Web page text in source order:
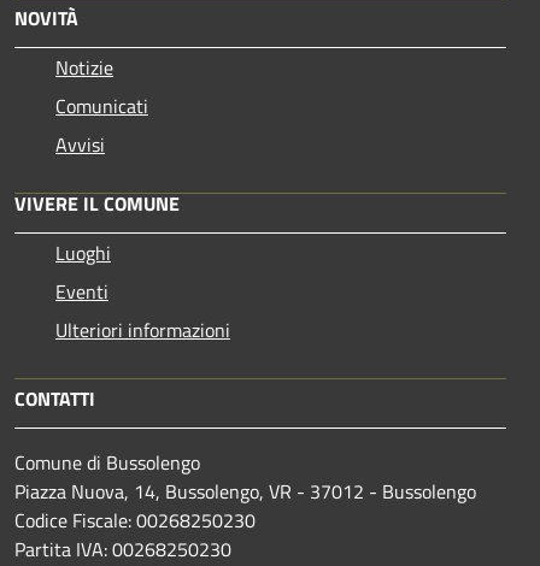
NOVITÀ
Notizie
Comunicati
Avvisi
VIVERE IL COMUNE
Luoghi
Eventi
Ulteriori informazioni
CONTATTI
Comune di Bussolengo
Piazza Nuova, 14, Bussolengo, VR - 37012 - Bussolengo
Codice Fiscale: 00268250230
Partita IVA: 00268250230